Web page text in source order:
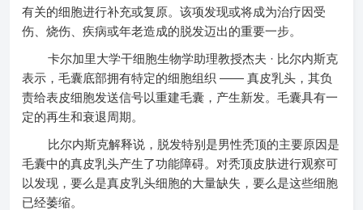
有关的细胞进行补充或复原。该项发现或将成为治疗因受
伤、烧伤、疾病或年老造成的脱发迈出的重要一步。
卡尔加里大学干细胞生物学助理教授杰夫 · 比尔内斯克
表示，毛囊底部拥有特定的细胞组织 —— 真皮乳头，其负
责给表皮细胞发送信号以重建毛囊，产生新发。毛囊具有一
定的再生和衰退周期。
比尔内斯克解释说，脱发特别是男性秃顶的主要原因是
毛囊中的真皮乳头产生了功能障碍。对秃顶皮肤进行观察可
以发现，要么是真皮乳头细胞的大量缺失，要么是这些细胞
已经萎缩。